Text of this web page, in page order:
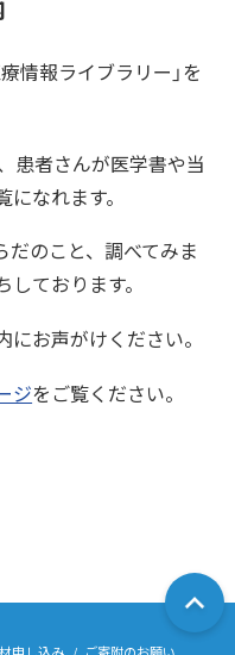
情報ライブラリー」を
患者さんが医学書や当
なれます。
のこと、調べてみま
ております。
お声がけください。
ジをご覧ください。